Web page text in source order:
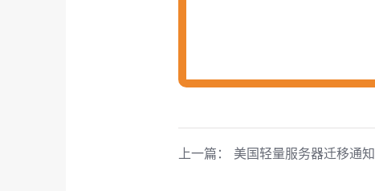
上一篇： 美国轻量服务器迁移通知